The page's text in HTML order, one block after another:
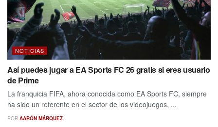
NOTICIAS
Así puedes jugar a EA Sports FC 26 gratis si eres usuario
de Prime
La franquicia FIFA, ahora conocida como EA Sports FC, siempre
ha sido un referente en el sector de los videojuegos, ...
POR AARÓN MÁRQUEZ